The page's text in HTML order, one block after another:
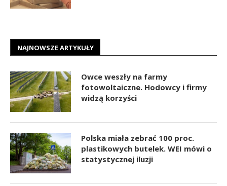
NAJNOWSZE ARTYKUŁY
Owce weszły na farmy
fotowoltaiczne. Hodowcy i firmy
widzą korzyści
Polska miała zebrać 100 proc.
plastikowych butelek. WEI mówi o
statystycznej iluzji